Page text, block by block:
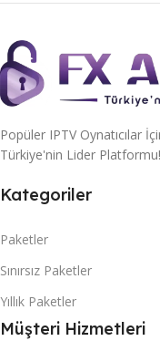
Popüler IPTV Oynatıcılar
Türkiye'nin Lider Platformu!
Kategoriler
Paketler
Sınırsız Paketler
Yıllık Paketler
Müşteri Hizmetleri